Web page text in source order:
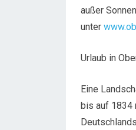
außer
unter
Urlaub in
Eine
bis auf 1834